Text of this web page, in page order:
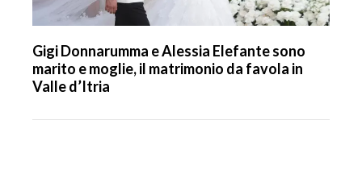
Gigi Donnarumma e Alessia Elefante sono
marito e moglie, il matrimonio da favola in
Valle d’Itria